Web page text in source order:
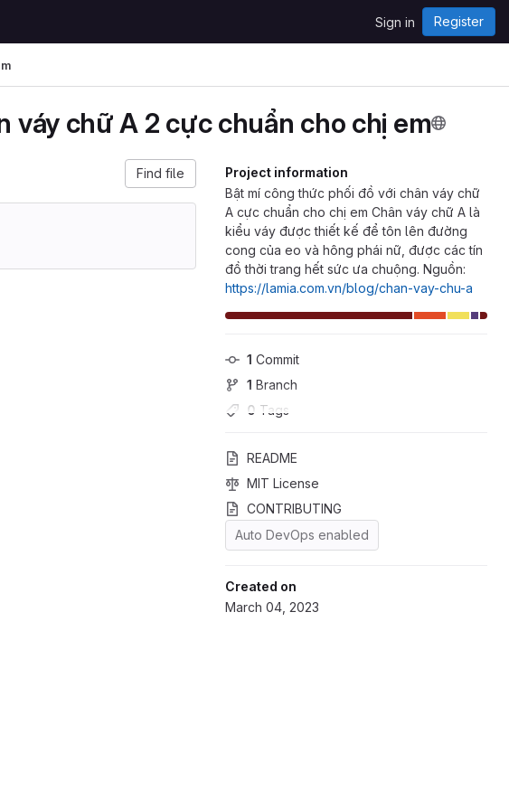
Sign in Register
váy chữ A 2 cực chuẩn cho chị em
Project information
Bật mí công thức phối đồ với chân váy chữ
A cực chuẩn cho chị em Chân váy chữ A là
kiểu váy được thiết kế để tôn lên đường
cong của eo và hông phái nữ, được các tín
đồ thời trang hết sức ưa chuộng. Nguồn:
https://lamia.com.vn/blog/chan-vay-chu-a
1 Commit
1 Branch
0 Tags
README
MIT License
CONTRIBUTING
Auto DevOps enabled
Created on
March 04, 2023
Find file